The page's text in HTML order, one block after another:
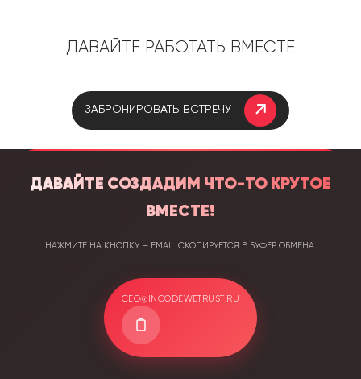
Давайте работать вместе
Забронировать встречу
Давайте создадим что-то крутое
вместе!
Нажмите на кнопку — email скопируется в буфер обмена.
ceo@incodewetrust.ru